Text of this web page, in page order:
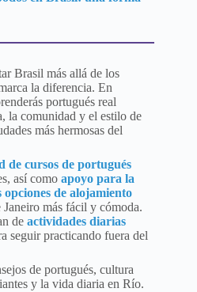
Brasil más allá de los
la diferencia. En
portugués real
la comunidad y el estilo de
más hermosas del
de cursos de portugués
así como apoyo para la
opciones de alojamiento
más fácil y cómoda.
de actividades diarias
seguir practicando fuera del
de portugués, cultura
y la vida diaria en Río.